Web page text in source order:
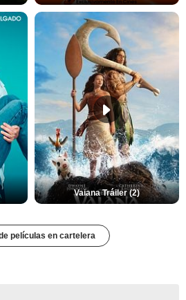
Vaiana Tráiler (2)
películas en cartelera